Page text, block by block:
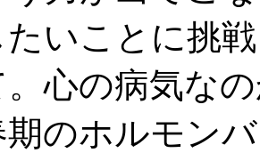
たいことに挑
心の病気な
のホルモン